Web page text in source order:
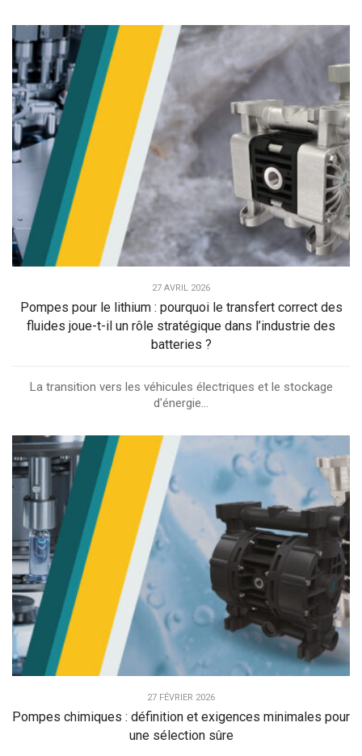
27 AVRIL 2026
Pompes pour le lithium : pourquoi le transfert correct des
fluides joue-t-il un rôle stratégique dans l’industrie des
batteries ?
La transition vers les véhicules électriques et le stockage
d'énergie...
27 FÉVRIER 2026
Pompes chimiques : définition et exigences minimales pour
une sélection sûre